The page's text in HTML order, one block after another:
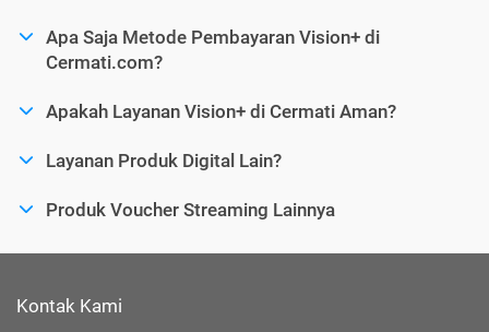
Apa Saja Metode Pembayaran Vision+ di
Cermati.com?
Apakah Layanan Vision+ di Cermati Aman?
Layanan Produk Digital Lain?
Produk Voucher Streaming Lainnya
Kontak Kami